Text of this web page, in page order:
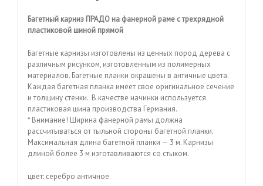
Багетный карниз ПРАДО на фанерной раме с трехрядной
пластиковой шиной прямой
Багетные карнизы изготовлены из ценных пород дерева с
различным рисунком, изготовленным из полимерных
материалов. Багетные планки окрашены в античные цвета.
Каждая багетная планка имеет свое оригинальное сечение
и толщину стенки. В качестве начинки используется
пластиковая шина производства Германия.
* Внимание! Ширина фанерной рамы должна
рассчитываться от тыльной стороны багетной планки.
Максимальная длина багетной планки — 3 м. Карнизы
длиной более 3 м изготавливаются со стыком.
цвет: серебро античное